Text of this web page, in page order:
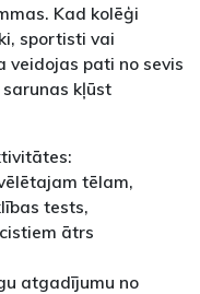
Kad kolēģi
sportisti vai
veidojas pati no sevis
kļūst
tēlam,
tests,
ātrs
atgadījumu no